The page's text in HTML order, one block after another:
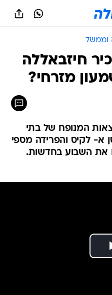
וממשל
חיזבאללה
מזרחי?
המנופח של בתי
א- לקיס והפרידה מספי
את השבוע בחדשות.